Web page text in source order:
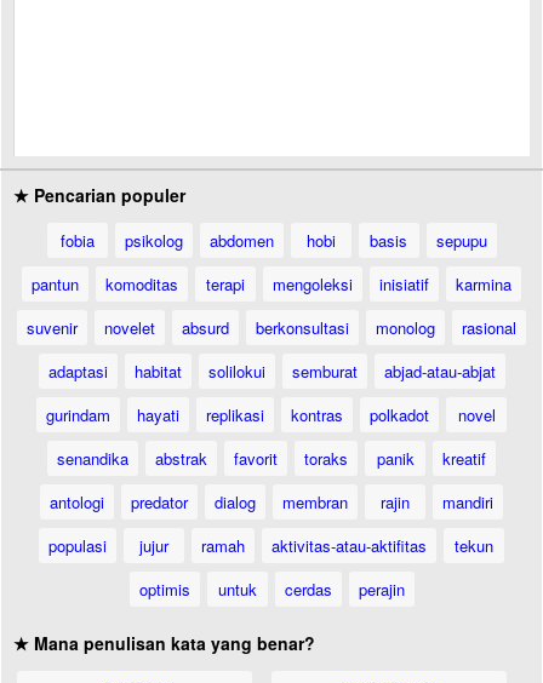
★ Pencarian populer
fobia psikolog abdomen hobi basis
sepupu
pantun
komoditas terapi mengoleksi inisiatif
karmina
suvenir
novelet absurd berkonsultasi monolog
rasional
adaptasi
habitat solilokui semburat
abjad-atau-abjat
gurindam
hayati replikasi kontras polkadot
novel
senandika
abstrak favorit toraks panik
kreatif
antologi
predator dialog membran rajin
mandiri
populasi
jujur ramah aktivitas-atau-aktifitas
tekun
optimis
untuk cerdas perajin
★ Mana penulisan kata yang benar?